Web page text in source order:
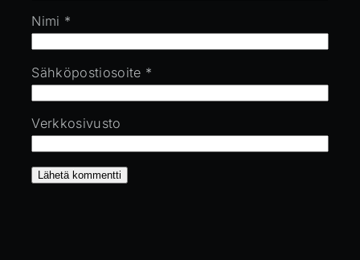
Nimi *
Sähköpostiosoite *
Verkkosivusto